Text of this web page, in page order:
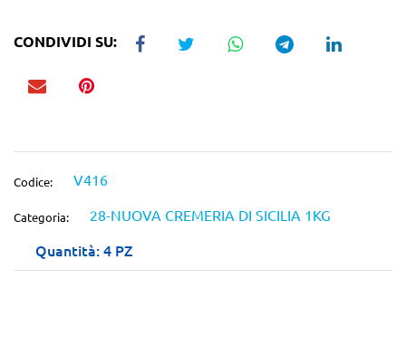
CONDIVIDI SU:
Codice: V416
Categoria: 28-NUOVA CREMERIA DI SICILIA 1KG
Quantità: 4 PZ